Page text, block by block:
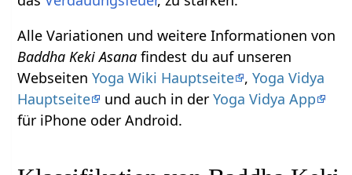
Alle Variationen und weitere Informationen von
Baddha Keki Asana findest du auf unseren
WebseitenYoga Wiki Hauptseite ,Yoga Vidya
Hauptseite
und auch in derYoga Vidya App
für iPhone oder Android.